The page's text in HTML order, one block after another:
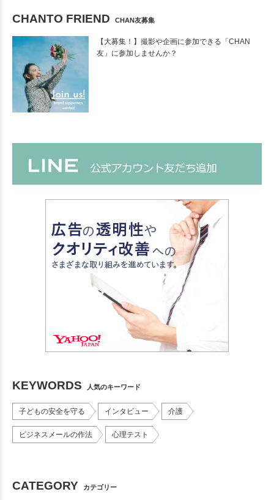
CHANTO FRIEND CHAN友募集
【大募集！】撮影や企画に参加できる「CHAN
友」に参加しませんか？
KEYWORDS 人気のキーワード
子どもの安全を守る インタビュー 介護
ビジネスメールの作法 心理テスト
CATEGORY カテゴリー